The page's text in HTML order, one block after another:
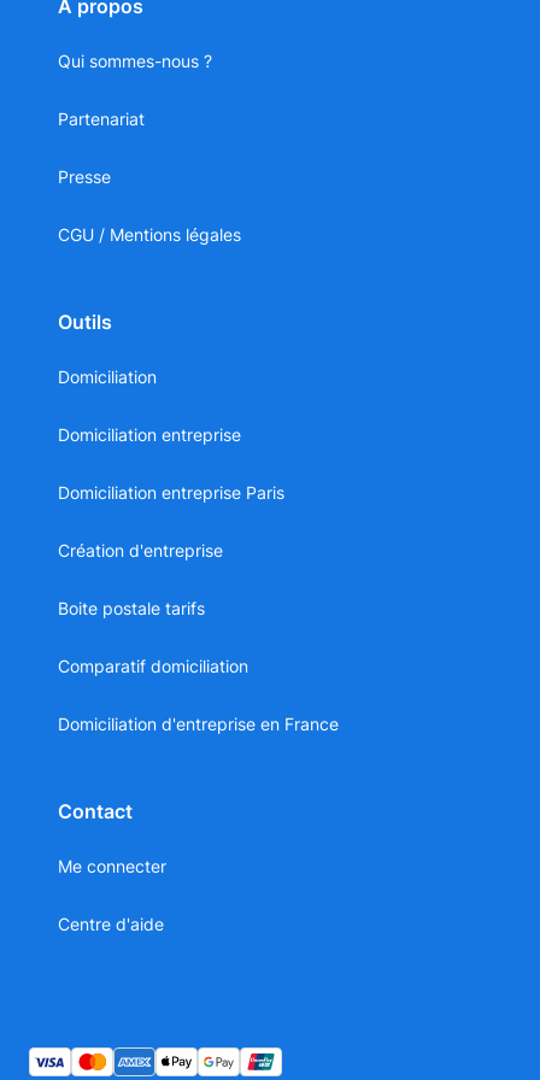
À propos
Qui sommes-nous ?
Partenariat
Presse
CGU / Mentions légales
Outils
Domiciliation
Domiciliation entreprise
Domiciliation entreprise Paris
Création d'entreprise
Boite postale tarifs
Comparatif domiciliation
Domiciliation d'entreprise en France
Contact
Me connecter
Centre d'aide